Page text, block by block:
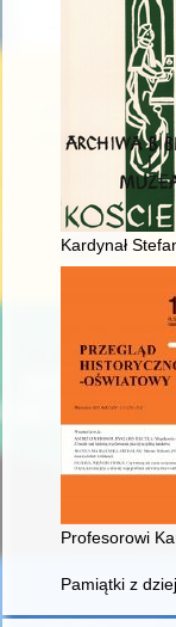
Kardynał
Profesorowi
Pamiątki z